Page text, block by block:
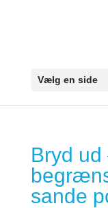
Vælg en side
Bryd ud
sande